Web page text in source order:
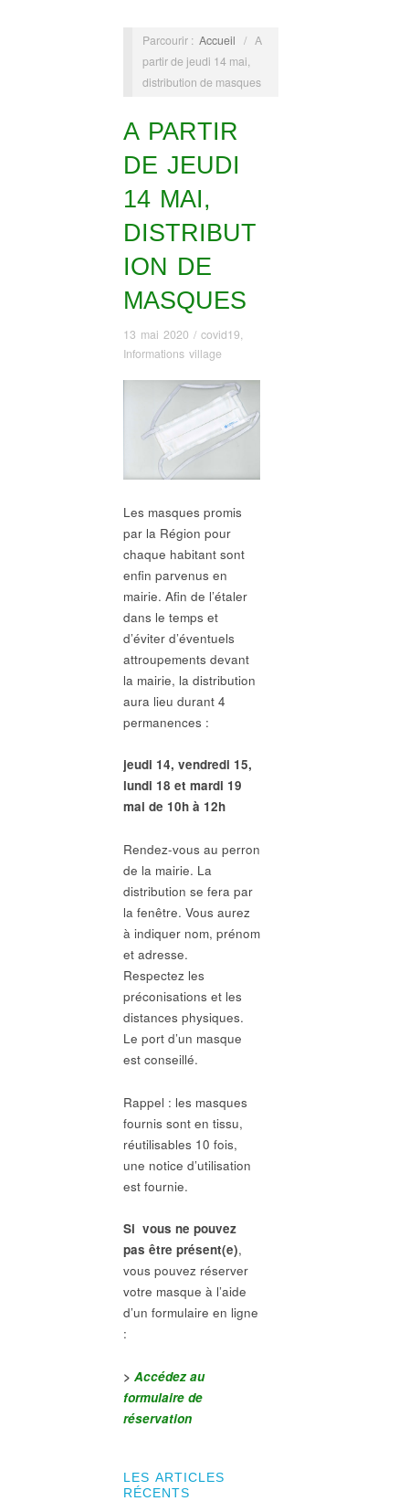
Parcourir : Accueil / A
partir de jeudi 14 mai,
distribution de masques
A PARTIR
DE JEUDI
14 MAI,
DISTRIBUT
ION DE
MASQUES
13 mai 2020 / covid19,
Informations village
Les masques promis
par la Région pour
chaque habitant sont
enfin parvenus en
mairie. Afin de l’étaler
dans le temps et
d’éviter d’éventuels
attroupements devant
la mairie, la distribution
aura lieu durant 4
permanences :
jeudi 14, vendredi 15,
lundi 18 et mardi 19
mai de 10h à 12h
Rendez-vous au perron
de la mairie. La
distribution se fera par
la fenêtre. Vous aurez
à indiquer nom, prénom
et adresse.
Respectez les
préconisations et les
distances physiques.
Le port d’un masque
est conseillé.
Rappel : les masques
fournis sont en tissu,
réutilisables 10 fois,
une notice d’utilisation
est fournie.
Si vous ne pouvez
pas être présent(e),
vous pouvez réserver
votre masque à l’aide
d’un formulaire en ligne
:
> Accédez au
formulaire de
réservation
LES ARTICLES
RÉCENTS